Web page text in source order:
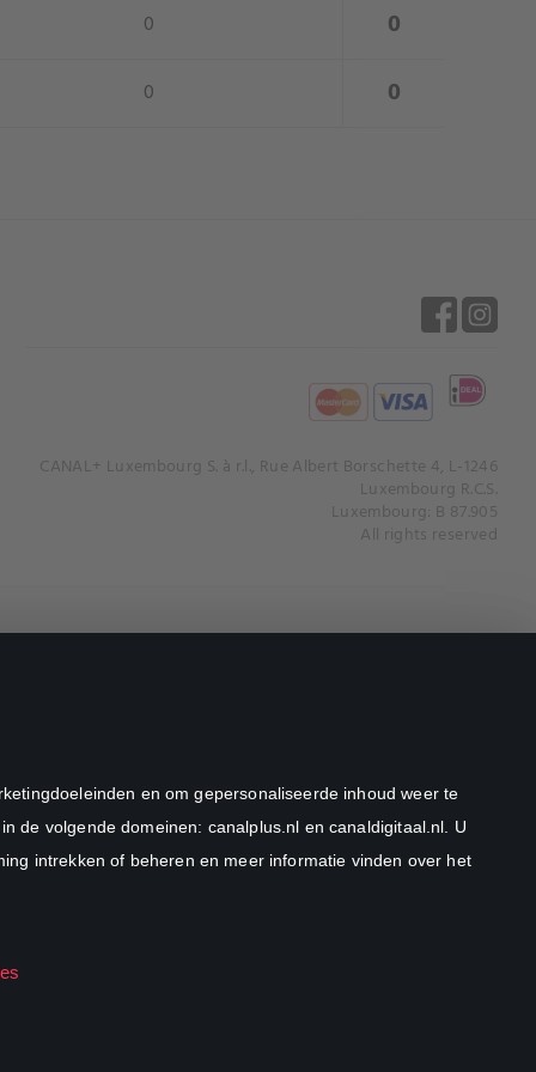
en om gepersonaliseerde inhoud weer te
de volgende domeinen: canalplus.nl en canaldigitaal.nl. U
intrekken of beheren en meer informatie vinden over het
0 0
0 0
CANAL+ Luxembourg S. à r.l., Rue Albert Borschette 4, L-1246
Luxembourg R.C.S.
Luxembourg: B 87.905
All rights reserved